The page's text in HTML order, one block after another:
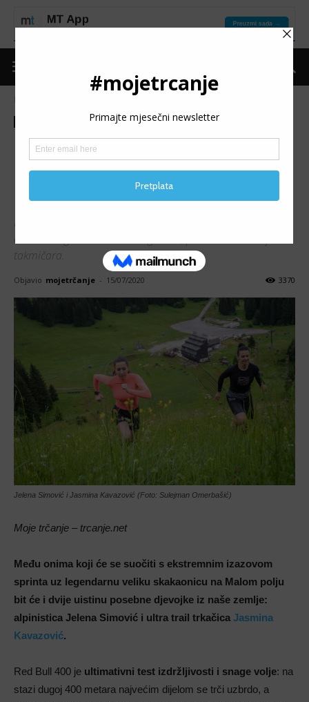
Promo
RED BULL 400: Jasmina
Kavazović i Jelena Simović
na Igmanu očekuju spektakl
Red Bull 400, „najteža svjetska utrka na 400 metara“, koja
će se 8. augusta održati na Igmanu, privlači veliki broj
takmičara.
Objavio mojetrčanje - 15/07/2020 3370
Jelena Simović i Jasmina Kavazović (Foto: Sulejman Omerbašić)
Moje trčanje – trcanje.net
Među onima koji će se suočiti s ekstremnim izazovom
sprinta uz legendarnu veliku skakaonicu na Malom polju
bit će i dvije uistinu posebne djevojke iz naše zemlje:
alpinistica Jelena Simović i ultra trail trkačica Jasmina
Kavazović.
Red Bull 400 je ultimativni test izdržljivosti i snage volje: na
stazi dugoj 400 metara najvećim dijelom se trči uzbrdo, a